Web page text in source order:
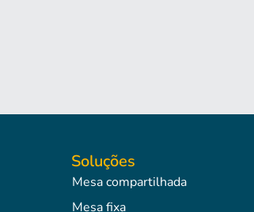
Soluções
Mesa compartilhada
Mesa fixa